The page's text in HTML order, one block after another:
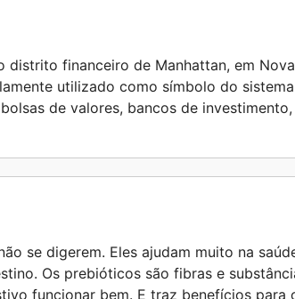
distrito financeiro de Manhattan, em
utilizado como símbolo do
de valores, bancos de
se digerem. Eles ajudam muito na
Os prebióticos são fibras e
funcionar bem. E traz benefícios